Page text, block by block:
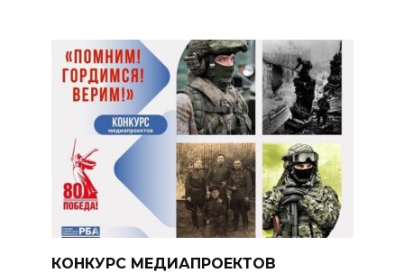
КОНКУРС МЕДИАПРОЕКТОВ